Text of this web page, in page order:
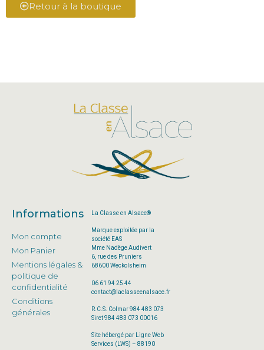
Retour à la boutique
Informations
Mon compte
Mon Panier
Mentions légales &
politique de
confidentialité
Conditions
générales
La Classe en Alsace®
Marque exploitée par la
société EAS
Mme Nadège Audivert
6, rue des Pruniers
68600 Weckolsheim
06 61 94 25 44
contact@laclasseenalsace.fr
R.C.S. Colmar 984 483 073
Siret 984 483 073 00016
Site hébergé par Ligne Web
Services (LWS) – 88190